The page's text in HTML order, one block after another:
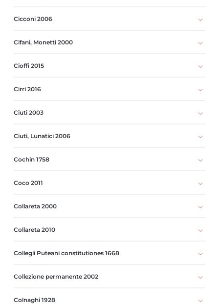
Cicconi 2006
Cifani, Monetti 2000
Cioffi 2015
Cirri 2016
Ciuti 2003
Ciuti, Lunatici 2006
Cochin 1758
Coco 2011
Collareta 2000
Collareta 2010
Collegii Puteani constitutiones 1668
Collezione permanente 2002
Colnaghi 1928